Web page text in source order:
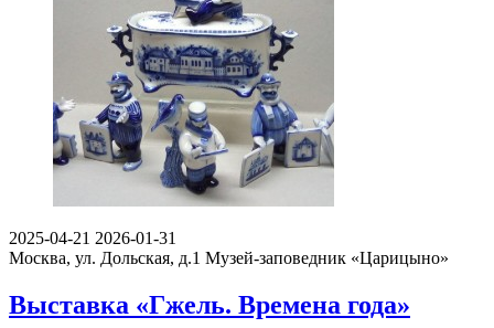
2025-04-21 2026-01-31
Москва, ул. Дольская, д.1 Музей-заповедник «Царицыно»
Выставка «Гжель. Времена года»